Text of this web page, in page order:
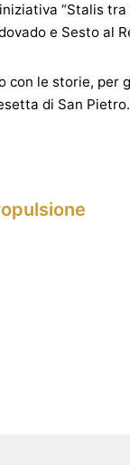
“Stalis
e Sesto al
le storie, per
di San